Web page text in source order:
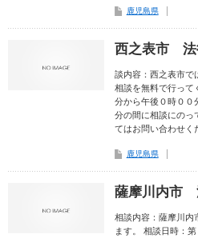
鹿児島県
西之表市 法
談内容：西之表市で
相談を無料で行って
分から午後０時００
分の間に相談に
てはお問い合わせく
鹿児島県
薩摩川内市
相談内容：薩摩川内
ます。 相談日時：